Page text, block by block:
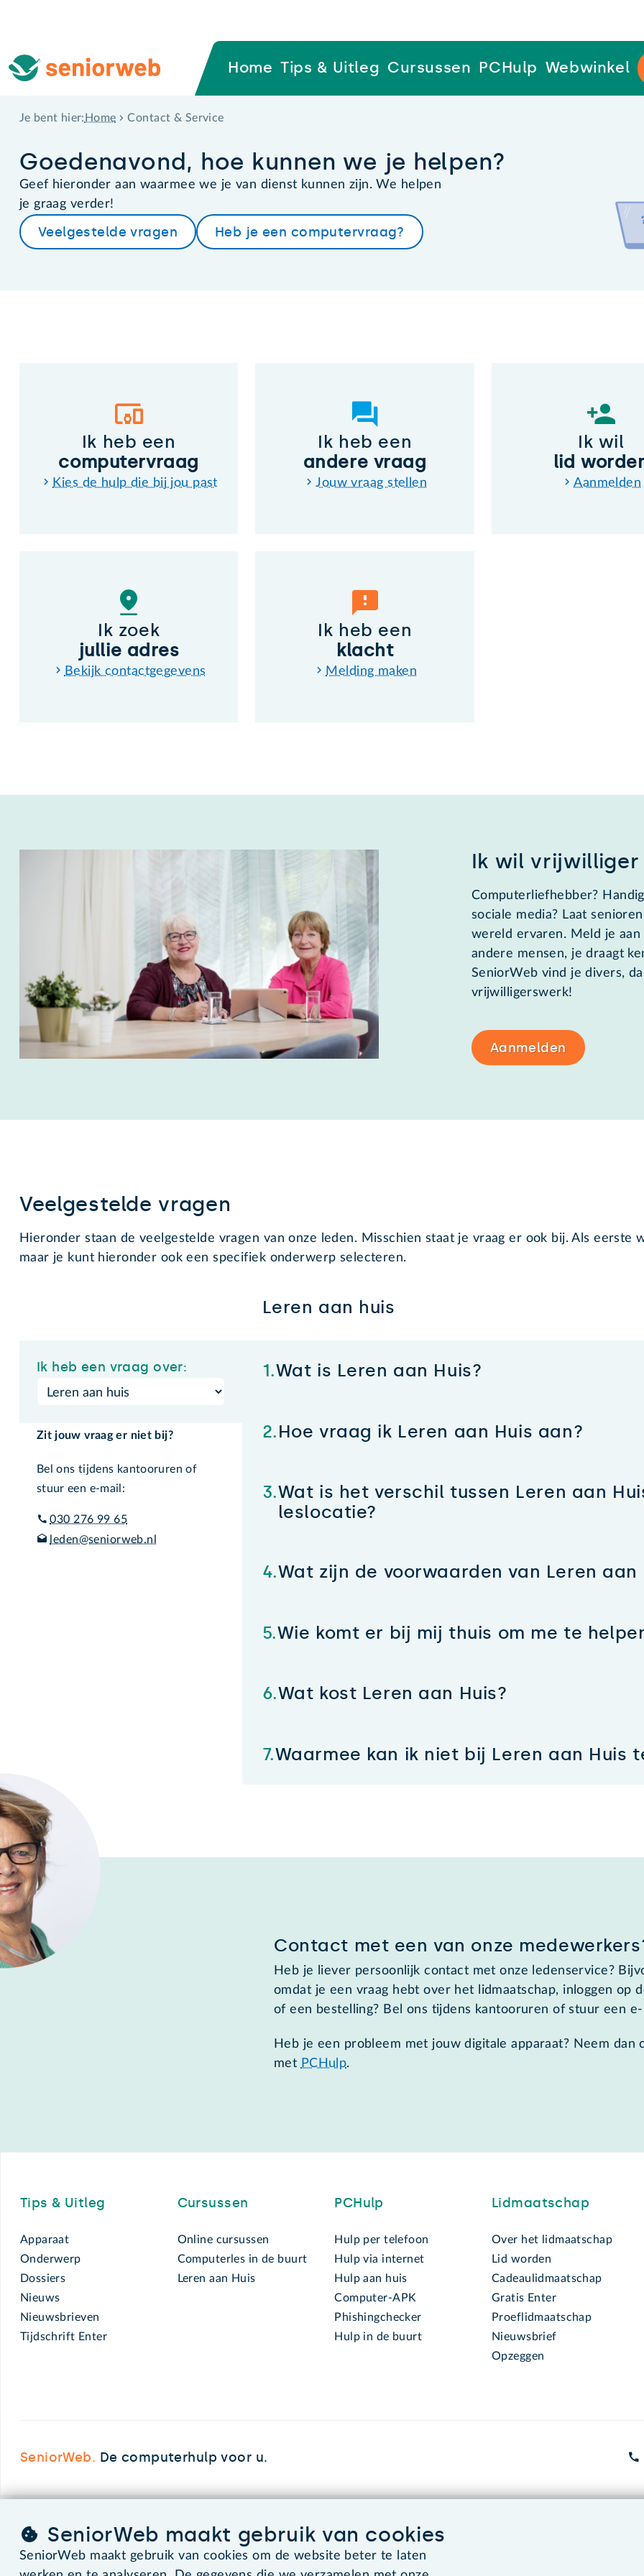
Home Tips & Uitleg Cursussen PCHulp Webwinkel
Je bent hier: Home Contact & Service
Goedenavond, hoe kunnen we je helpen?
Geef hieronder aan waarmee we je van dienst kunnen zijn. We helpen
je graag verder!
Veelgestelde vragen Heb je een computervraag?
Ik heb een
computervraag
Kies de hulp die bij jou past
Ik heb een
andere vraag
Jouw vraag stellen
Ik wil
lid
Aanmelden
Ik zoek
jullie adres
Bekijk contactgegevens
Ik heb een
klacht
Melding maken
Ik wil vrijwilliger
Computerliefhebber?
sociale media? Laat
wereld ervaren. Meld je
andere mensen, je draagt
SeniorWeb vind je divers,
vrijwilligerswerk!
Aanmelden
Veelgestelde vragen
Hieronder staan de veelgestelde vragen van onze leden. Misschien staat je vraag er ook bij. Als eerste
maar je kunt hieronder ook een specifiek onderwerp selecteren.
Ik heb een vraag over:
Zit jouw vraag er niet bij?
Bel ons tijdens kantooruren of
stuur een e-mail:
030 276 99 65
leden@seniorweb.nl
Leren aan huis
Wat is Leren aan Huis?
Hoe vraag ik Leren aan Huis aan?
Wat is het verschil tussen Leren aan
leslocatie?
Wat zijn de voorwaarden van Leren aan
Wie komt er bij mij thuis om me te
Wat kost Leren aan Huis?
Waarmee kan ik niet bij Leren aan Huis
Contact met een van onze
Heb je liever persoonlijk contact met onze ledenservice?
omdat je een vraag hebt over het lidmaatschap, inloggen op
of een bestelling? Bel ons tijdens kantooruren of stuur een e-
Heb je een probleem met jouw digitale apparaat? Neem dan
met PCHulp.
Tips & Uitleg
Apparaat
Onderwerp
Dossiers
Nieuws
Nieuwsbrieven
Tijdschrift Enter
Cursussen
Online cursussen
Computerles in de buurt
Leren aan Huis
PCHulp
Hulp per telefoon
Hulp via internet
Hulp aan huis
Computer-APK
Phishingchecker
Hulp in de buurt
Lidmaatschap
Over het lidmaatschap
Lid worden
Cadeaulidmaatschap
Gratis Enter
Proeflidmaatschap
Nieuwsbrief
Opzeggen
SeniorWeb. De computerhulp voor u.
SeniorWeb maakt gebruik van cookies
SeniorWeb maakt gebruik van cookies om de website beter te laten